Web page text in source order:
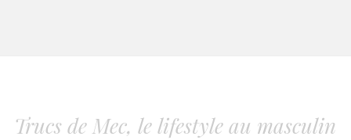
Trucs de Mec, le lifestyle au masculin